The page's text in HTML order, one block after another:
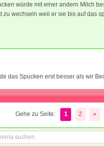
würde mit einer andern Milch
zu wechseln weil er sie bis auf das
das Spucken erst besser als wir
Gehe zu Seite: 1 2 »